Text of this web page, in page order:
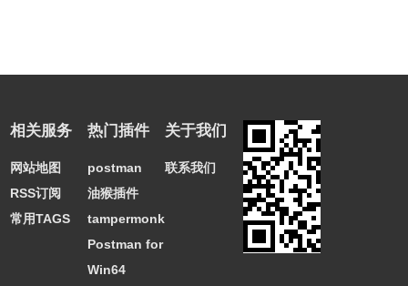
相关服务
网站地图
RSS订阅
常用TAGS
热门插件
postman
油猴插件
tampermonkey
Postman for
Win64
关于我们
联系我们